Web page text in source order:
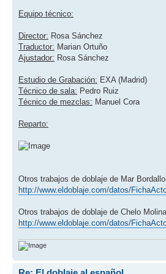
Equipo técnico:
Director: Rosa Sánchez
Traductor: Marian Ortuño
Ajustador: Rosa Sánchez
Estudio de Grabación: EXA (Madrid)
Técnico de sala: Pedro Ruiz
Técnico de mezclas: Manuel Cora
Reparto:
Otros trabajos de doblaje de Mar
http://www.eldoblaje.com/datos/
Otros trabajos de doblaje de Chelo
http://www.eldoblaje.com/datos/